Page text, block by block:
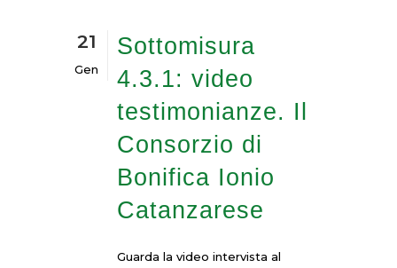
21
Gen
Sottomisura
4.3.1: video
testimonianze. Il
Consorzio di
Bonifica Ionio
Catanzarese
Guarda la video intervista al